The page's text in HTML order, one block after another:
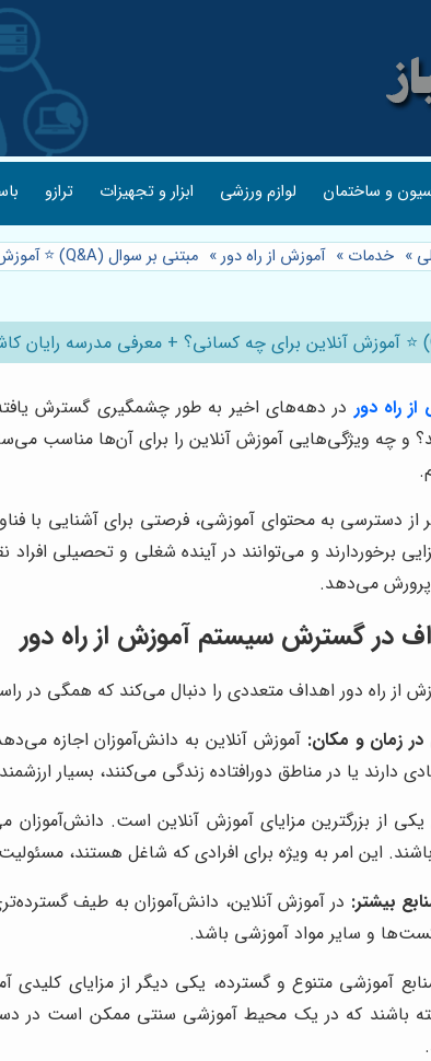
و ساختمان لوازم ورزشی ابزار و تجهیزات ترازو
» خدمات » آموزش از راه دور» مبتنی بر سوال (Q&A) ⭐️ آموزش آنلاین برای چه کسانی؟ + معرفی مدرسه رایان کاشیها 🏫
راه دور در دهه‌های اخیر به طور چشمگیری گسترش
و چه ویژگی‌هایی آموزش آنلاین را برای آن‌ها مناسب
از دسترسی به محتوای آموزشی، فرصتی برای آشنایی با
برخوردارند و می‌توانند در آینده شغلی و تحصیلی
پرورش می‌دهد.
در گسترش سیستم آموزش از راه دور
راه دور اهداف متعددی را دنبال می‌کند که همگی در
در زمان و مکان: آموزش آنلاین به دانش‌آموزان اجازه
دارند یا در مناطق دورافتاده زندگی می‌کنند، بسیار
از بزرگترین مزایای آموزش آنلاین است.
این امر به ویژه برای افرادی که شاغل هستند،
بیشتر: در آموزش آنلاین، دانش‌آموزان به طیف
و سایر مواد آموزشی باشد.
آموزشی متنوع و گسترده، یکی دیگر از مزایای کلیدی
باشند که در یک محیط آموزشی سنتی ممکن است در